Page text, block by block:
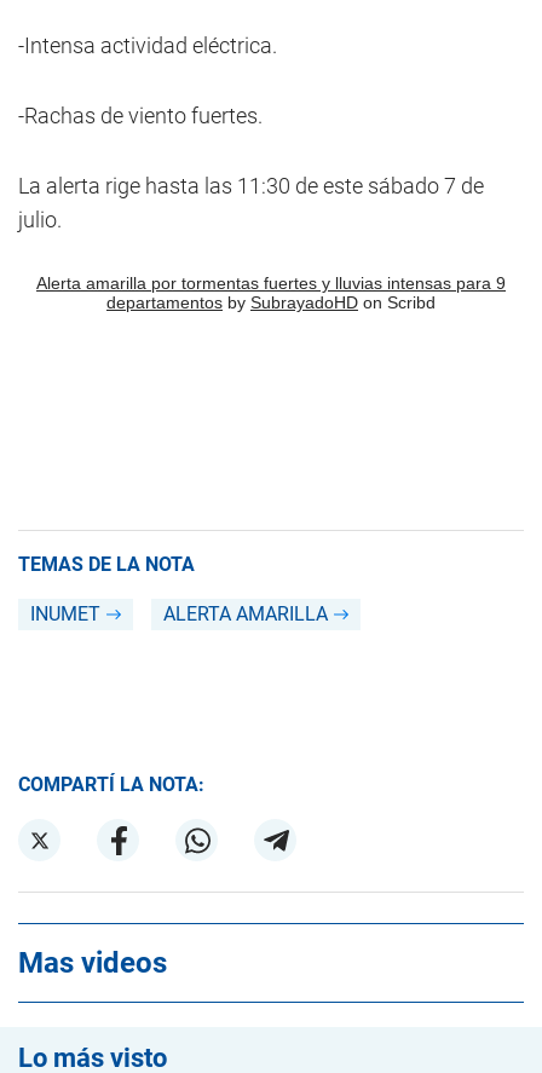
-Intensa actividad eléctrica.
-Rachas de viento fuertes.
La alerta rige hasta las 11:30 de este sábado 7 de
julio.
Alerta amarilla por tormentas fuertes y lluvias intensas para 9
departamentos by SubrayadoHD on Scribd
TEMAS DE LA NOTA
INUMET ALERTA AMARILLA
COMPARTÍ LA NOTA:
Mas videos
Lo más visto